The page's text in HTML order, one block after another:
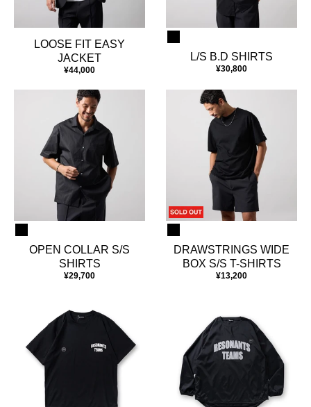
LOOSE FIT EASY
JACKET
¥44,000
L/S B.D SHIRTS
¥30,800
OPEN COLLAR S/S
SHIRTS
¥29,700
DRAWSTRINGS WIDE
BOX S/S T-SHIRTS
¥13,200